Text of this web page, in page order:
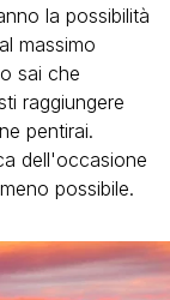
la possibilità
massimo
sai che
raggiungere
pentirai.
dell'occasione
possibile.